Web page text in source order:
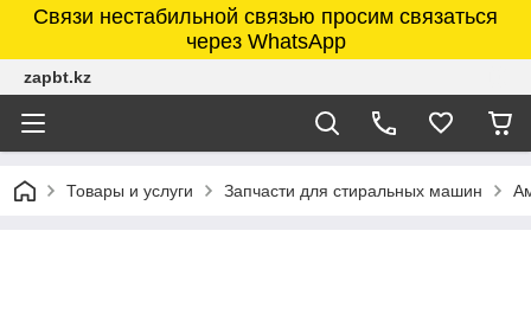
Связи нестабильной связью просим связаться
через WhatsApp
zapbt.kz
Товары и услуги Запчасти для стиральных машин